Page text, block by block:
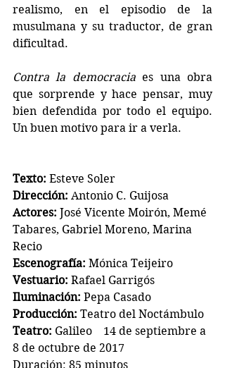
realismo, en el episodio de la
musulmana y su traductor, de gran
dificultad.
Contra la democracia es una obra
que sorprende y hace pensar, muy
bien defendida por todo el equipo.
Un buen motivo para ir a verla.
Texto: Esteve Soler
Dirección: Antonio C. Guijosa
Actores: José Vicente Moirón, Memé
Tabares, Gabriel Moreno, Marina
Recio
Escenografía: Mónica Teijeiro
Vestuario: Rafael Garrigós
Iluminación: Pepa Casado
Producción: Teatro del Noctámbulo
Teatro: Galileo    14 de septiembre a
8 de octubre de 2017
Duración: 85 minutos